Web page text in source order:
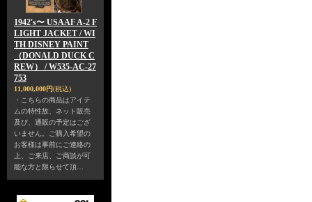
1942's〜 USAAF A-2 F
LIGHT JACKET / WI
TH DISNEY PAINT
（DONALD DUCK C
REW） / W535-AC-27
753
11,000,000円(税込)
・こちらの商品はアイテ
ムの特性故、ネット販売
及び、通販の予定はござ
いません。ご購入希望の
お客様は事前にご連絡の
上、ご来店、ご商談が可
能な方と限らせて頂…